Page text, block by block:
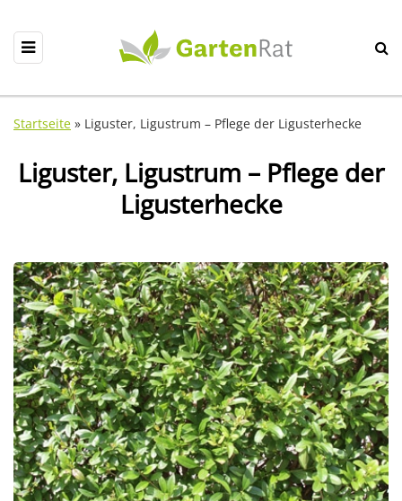
Startseite » Liguster, Ligustrum – Pflege der Ligusterhecke
Liguster, Ligustrum – Pflege der
Ligusterhecke